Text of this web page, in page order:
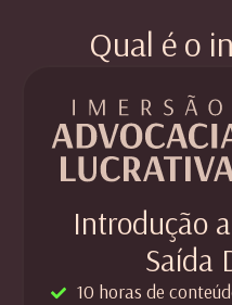
Qual é o
Introdução
Saída
10 horas de